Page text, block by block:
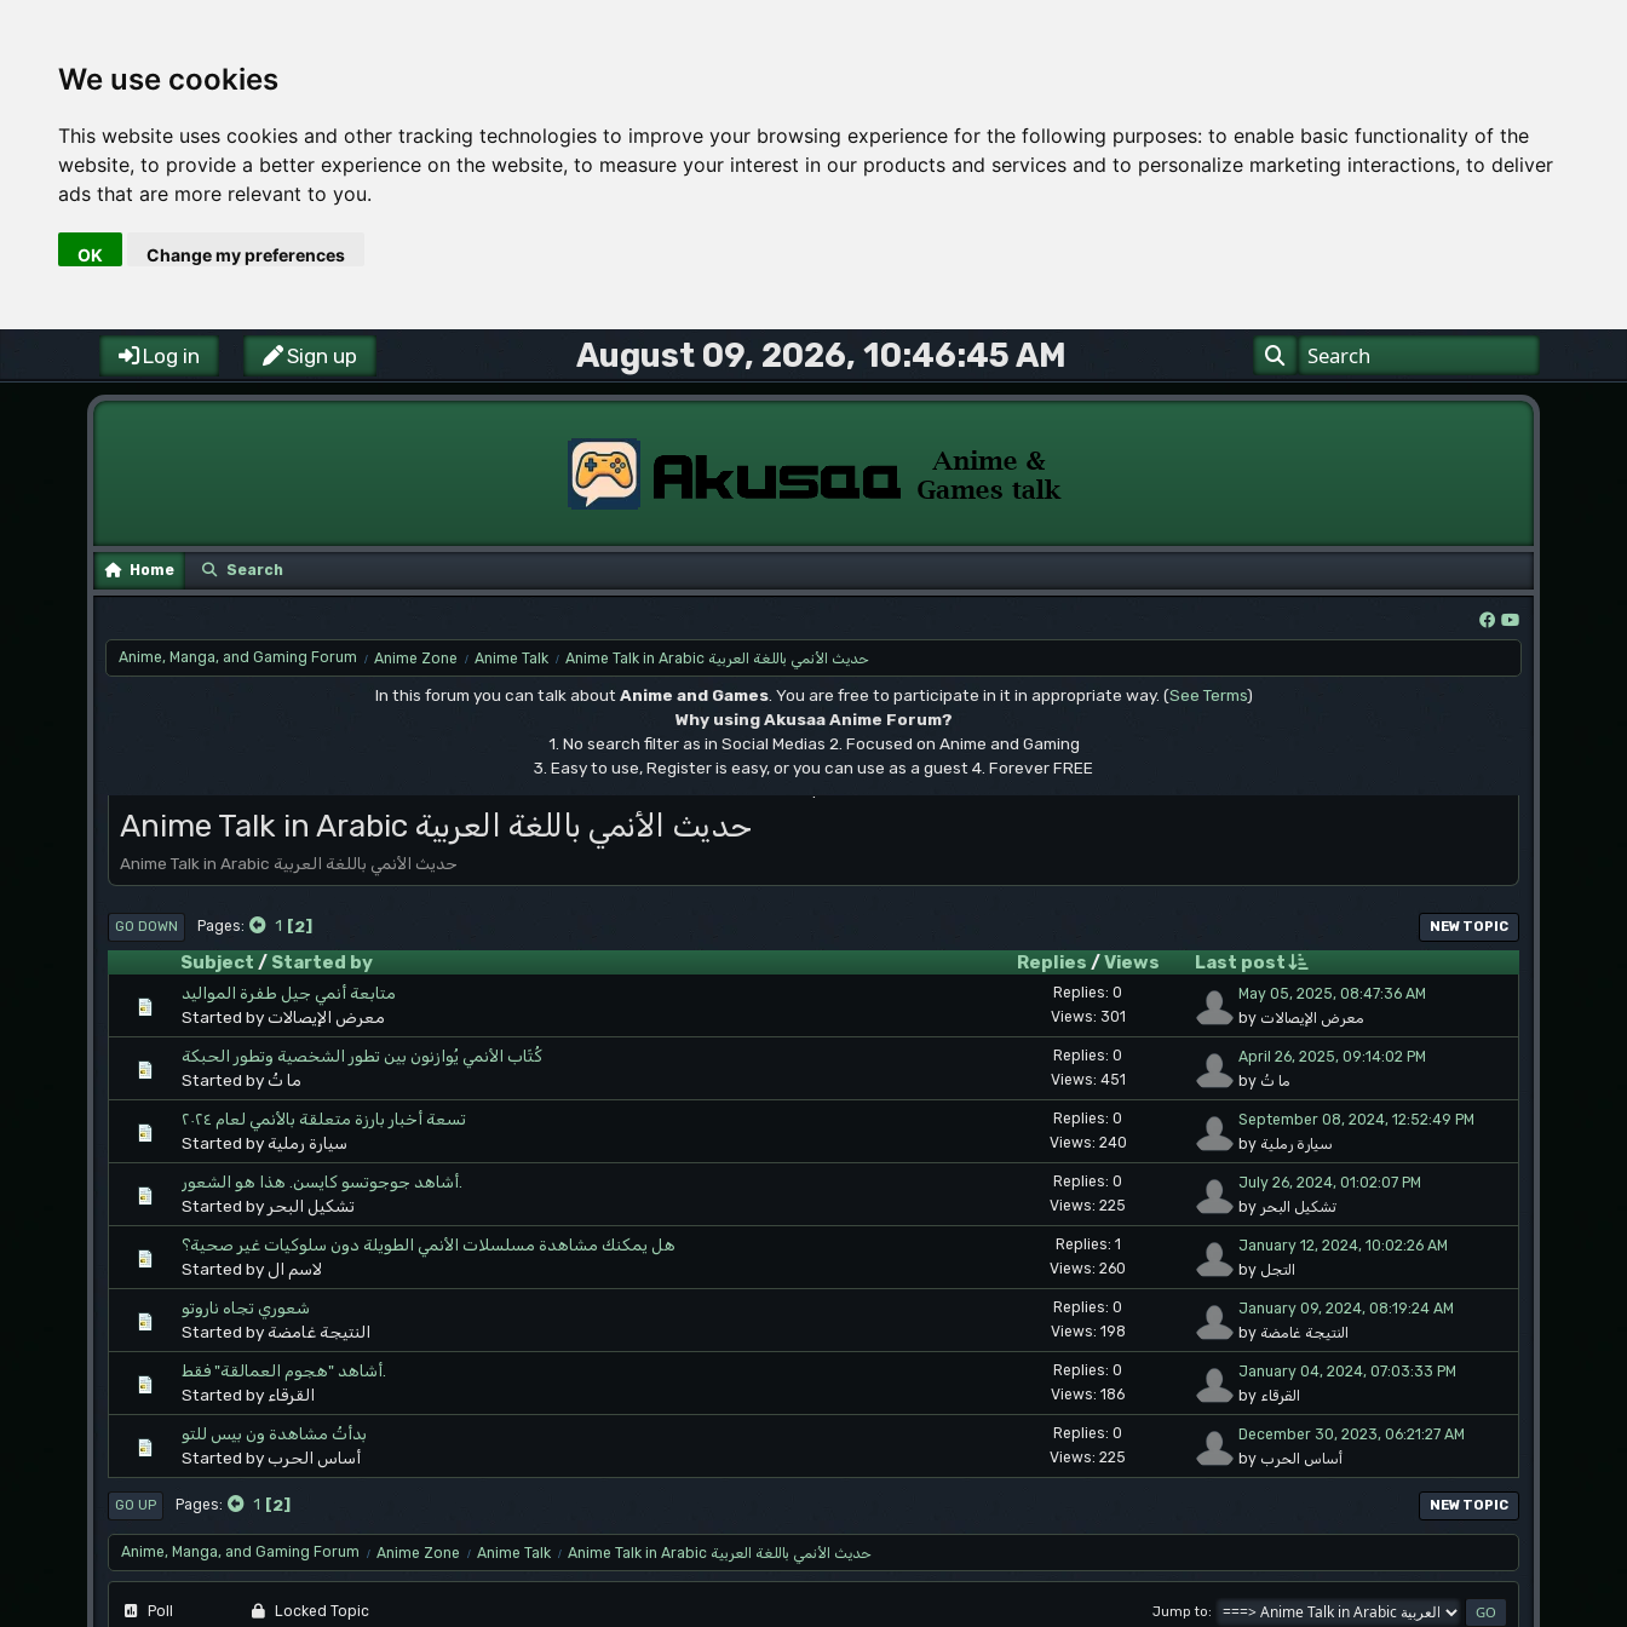
We use cookies
This website uses cookies and other tracking technologies to improve your browsing experience for the following purposes: to enable basic functionality of the
website, to provide a better experience on the website, to measure your interest in our products and services and to personalize marketing interactions, to deliver
ads that are more relevant to you.
OK Change my preferences
Log in Sign up August 09, 2026, 10:46:45 AM
Home Search
Anime, Manga, and Gaming Forum / Anime Zone / Anime Talk / Anime Talk in Arabic حديث الأنمي باللغة العربية
In this forum you can talk aboutAnime and Games. You are free to participate in it in appropriate way. (See Terms)
Why using Akusaa Anime Forum?
1. No search filter as in Social Medias 2. Focused on Anime and Gaming
3. Easy to use, Register is easy, or you can use as a guest 4. Forever FREE
.
Anime Talk in Arabic حديث الأنمي باللغة العربية
Anime Talk in Arabic حديث الأنمي باللغة العربية
GO DOWN Pages 1 2 NEW TOPIC
Subject / Started by Replies /Views Last post
متابعة أنمي جيل طفرة المواليد
Started by معرض الإيصالات
Replies: 0
Views: 301
May 05, 2025, 08:47:36 AM
by معرض الإيصالات
كُتّاب الأنمي يُوازنون بين تطور الشخصية وتطور الحبكة
Started by ما تُ
Replies: 0
Views: 451
April 26, 2025, 09:14:02 PM
by ما تُ
تسعة أخبار بارزة متعلقة بالأنمي لعام ٢٠٢٤
Started by سيارة رملية
Replies: 0
Views: 240
September 08, 2024, 12:52:49 PM
by سيارة رملية
أشاهد جوجوتسو كايسن. هذا هو الشعور.
Started by تشكيل البحر
Replies: 0
Views: 225
July 26, 2024, 01:02:07 PM
by تشكيل البحر
هل يمكنك مشاهدة مسلسلات الأنمي الطويلة دون سلوكيات غير صحية؟
Started by لاسم ال
Replies: 1
Views: 260
January 12, 2024, 10:02:26 AM
by التجل
شعوري تجاه ناروتو
Started by النتيجة غامضة
Replies: 0
Views: 198
January 09, 2024, 08:19:24 AM
by النتيجة غامضة
أشاهد "هجوم العمالقة" فقط.
Started by القرقاء
Replies: 0
Views: 186
January 04, 2024, 07:03:33 PM
by القرقاء
بدأتُ مشاهدة ون بيس للتو
Started by أساس الحرب
Replies: 0
Views: 225
December 30, 2023, 06:21:27 AM
by أساس الحرب
NEW TOPIC
GO UP Pages 1 2
Anime, Manga, and Gaming Forum / Anime Zone / Anime Talk / Anime Talk in Arabic حديث الأنمي باللغة العربية
Jump to
Poll Locked Topic